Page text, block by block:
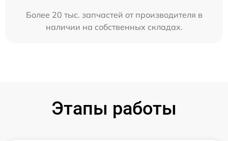
Более 20 тыс. запчастей от производителя в
наличии на собственных складах.
Этапы работы